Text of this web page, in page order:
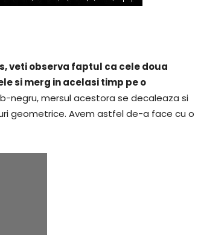
veti observa faptul ca cele doua
si merg in acelasi timp pe o
negru, mersul acestora se decaleaza si
geometrice. Avem astfel de-a face cu o